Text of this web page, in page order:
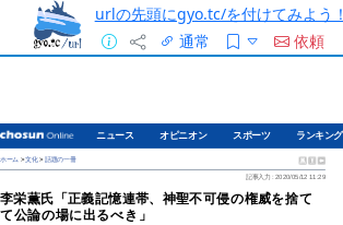
urlの先頭にgyo.tc/を付けてみよう！
通常
依頼